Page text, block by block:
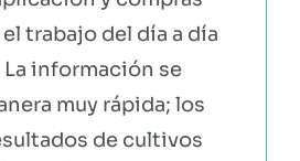
trabajo del día a día
La información se
muy rápida; los
de cultivos